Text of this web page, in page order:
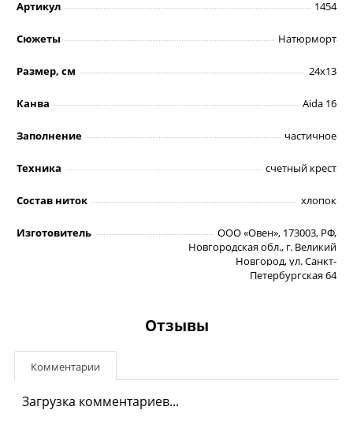
Артикул 1454
Сюжеты Натюрморт
Размер, см 24х13
Канва Aida 16
Заполнение частичное
Техника счетный крест
Состав ниток хлопок
Изготовитель
ООО «Овен», 173003, РФ,
Новгородская обл., г. Великий
Новгород, ул. Санкт-
Петербургская 64
Отзывы
Комментарии
Загрузка комментариев...